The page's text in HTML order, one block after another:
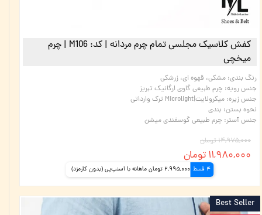
کفش کلاسیک مجلسی تمام چرم مردانه | کد: M106 | چرم
میخچی
رنگ بندی: مشکی، قهوه ای، زرشکی
جنس رویه: چرم طبیعی گاوی ارگانیک تبریز
جنس زیره: میکرولایت|Microlight ترک وارداتی
نحوه بستن: بندی
جنس آستر: چرم طبیعی گوسفندی میشن
۱۴,۹۷۵,۰۰۰ تومان
۱۱,۹۸۰,۰۰۰ تومان
4 قسط 2,995,000 تومان ماهانه با اسنپ‌پی (بدون کارمزد)
Best Seller